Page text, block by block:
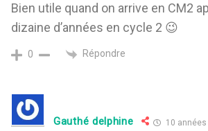
Bien utile quand on arrive en CM2
dizaine d’années en cycle 2 😉
0 Répondre
Gauthé delphine 10 années